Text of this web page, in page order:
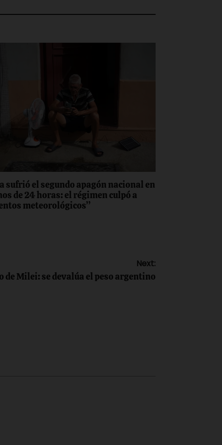
sufrió el segundo apagón nacional en
de 24 horas: el régimen culpó a
meteorológicos”
Next:
de Milei: se devalúa el peso argentino